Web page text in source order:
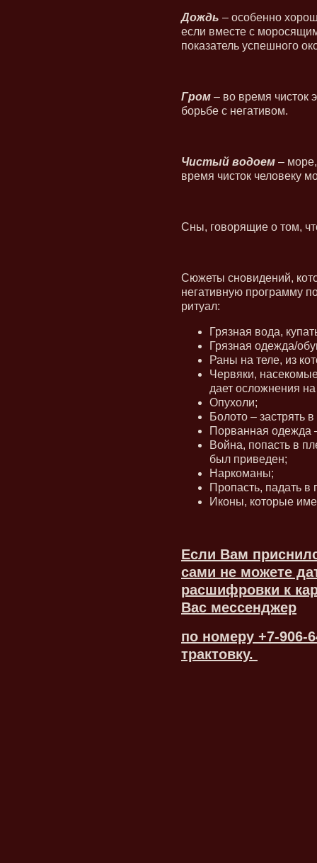
Дождь – особенно
если вместе с
показатель успешного
Гром – во время чисток
борьбе с негативом.
Чистый водоем –
время чисток человеку
Сны, говорящие о том,
Сюжеты сновидений,
негативную программу
ритуал:
Грязная вода,
Грязная одежда/
Раны на теле, из
Червяки,
дает осложнения
Опухоли;
Болото – застрять
Порванная одежда
Война, попасть в
был приведен;
Наркоманы;
Пропасть, падать в
Иконы, которые
Если Вам
сами не можете
расшифровки к
Вас мессенджер
по номеру +7-906-
трактовку.